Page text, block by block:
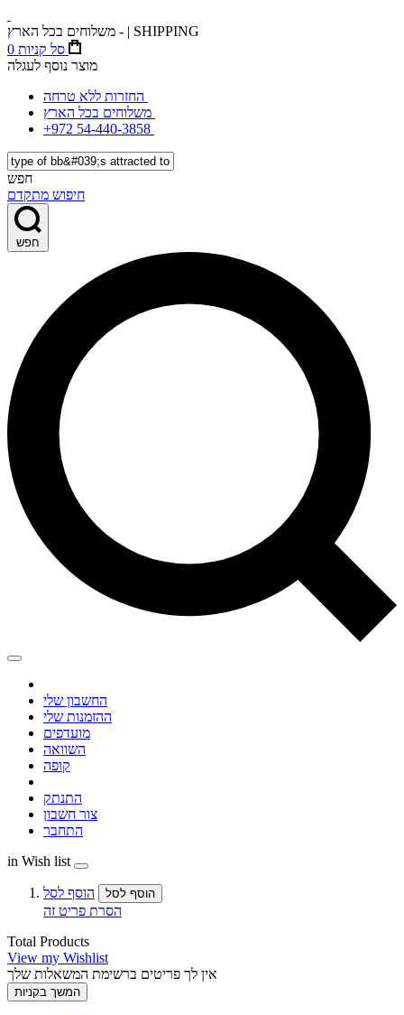
משלוחים בכל הארץ - | SHIPPING
0 סל קניות
מוצר נוסף לעגלה
+972 54-440-3858
חפש
חיפוש מתקדם
חפש
החשבון שלי
ההזמנות שלי
מועדפים
השוואה
קופה
התנתק
צור חשבון
התחבר
in Wish list
הוסף לסל הוסף לסל
הסרת פריט זה
Total Products
View my Wishlist
אין לך פריטים ברשימת המשאלות שלך
המשך בקניות